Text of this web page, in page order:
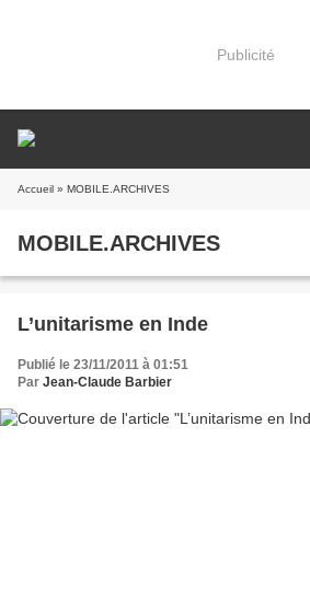
Publicité
Accueil » MOBILE.ARCHIVES
MOBILE.ARCHIVES
L’unitarisme en Inde
Publié le 23/11/2011 à 01:51
Par Jean-Claude Barbier